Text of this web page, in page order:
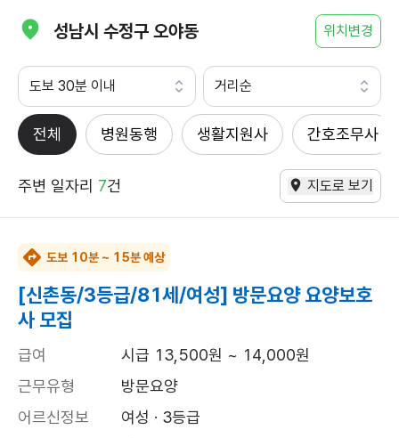
성남시 수정구 오야동 위치변경
도보 30분 이내 거리순
전체 병원동행 생활지원사 간호조무사
주변 일자리 7건 지도로 보기
도보 10분 ~ 15분 예상
[신촌동/3등급/81세/여성] 방문요양 요양보호
사 모집
급여
시급 13,500원 ~ 14,000원
근무유형
방문요양
어르신정보
여성 · 3등급